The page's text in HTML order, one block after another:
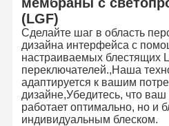
(LGF)
Сделайте шаг в область
дизайна интерфейса с
настраиваемых блестящих
переключателей.,Наша
адаптируется к вашим
дизайне,Убедитесь, что ваш
работает оптимально, но и
индивидуальным блеском.